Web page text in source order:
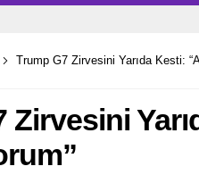
Trump G7 Zirvesini Yarıda Kesti:
Zirvesini